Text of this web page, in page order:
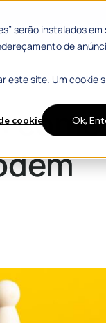
serão instalados
de
este site. Um cookie
cookies Ok,
Materiais
como